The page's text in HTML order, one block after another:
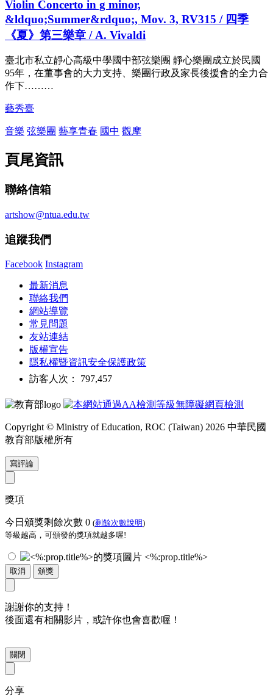
Violin Concerto in g minor,
&ldquo;Summer&rdquo;, Mov. 3, RV315 / 四季
《夏》第三樂章 / A. Vivaldi
臺北市私立靜心高級中學國中部弦樂團 靜心樂團成立於民國
95年，在董事會的大力支持、樂團行政及家長後援會的全力合
作下………
藝秀臺
音樂 弦樂團 藝享青春 國中 觀摩
頁尾資訊
聯絡信箱
artshow@ntua.edu.tw
追蹤我們
Facebook Instagram
最新消息
聯絡我們
網站導覽
常見問題
友站連結
版權宣告
隱私權暨資訊安全保護政策
訪客人次： 797,457
Copyright © Ministry of Education, ROC (Taiwan) 2026 中華民國
教育部版權所有
寫評論
獎項
今日頒獎剩餘次數 0 (剩餘次數說明)
等級越高，可頒發的獎項就越多喔!
<%:prop.title%>
取消 頒獎
謝謝你的支持！
後面還有相關影片，或許你也會喜歡喔！
關閉
分享